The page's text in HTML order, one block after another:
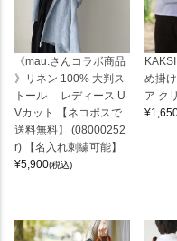
《mau.さんコラボ商品
》リネン 100% 大判ス
トール レディース U
Vカット 【ネコポスで
送料無料】 (08000252
r) 【名入れ刺繍可能】
¥5,900(税込)
め掛
ア ク
¥